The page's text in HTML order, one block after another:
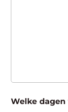
Welke